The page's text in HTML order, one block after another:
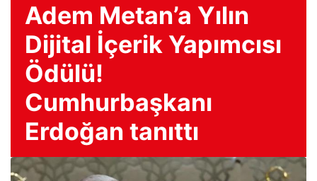
Adem Metan’a Yılın
Dijital İçerik Yapımcısı
Ödülü!
Cumhurbaşkanı
Erdoğan tanıttı